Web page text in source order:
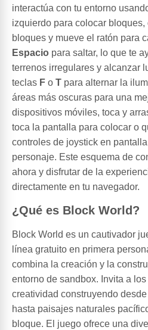
interactúa con tu entorno
izquierdo para colocar
bloques y mueve el ratón para
Espacio para saltar, lo que te
terrenos irregulares y alcanzar
teclas F o T para alternar la
áreas más oscuras para una
dispositivos móviles, toca y
toca la pantalla para colocar o
controles de joystick en
personaje. Este esquema de
ahora y disfrutar de la
directamente en tu navegador.
¿Qué es Block World?
Block World es un cautivador
línea gratuito en primera
combina la creación y la
entorno de sandbox. Invita a
creatividad construyendo
hasta paisajes naturales
bloque. El juego ofrece una